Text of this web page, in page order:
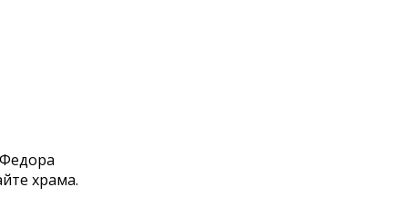
храма.